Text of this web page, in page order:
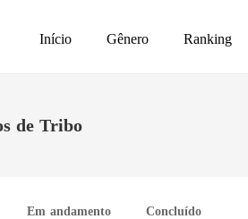
Início Gênero Ranking
de Tribo
Em andamento Concluído